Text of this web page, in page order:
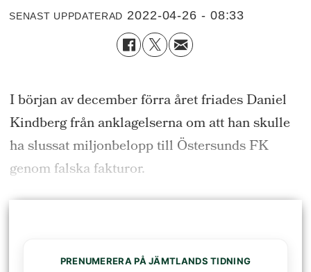
SENAST UPPDATERAD 2022-04-26 - 08:33
I början av december förra året friades Daniel
Kindberg från anklagelserna om att hanskulle
ha slussat miljonbelopp till Östersunds FK
genom falska fakturor.
PRENUMERERA PÅ JÄMTLANDS TIDNING